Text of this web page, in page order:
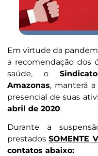
Em virtude da
a recomendação dos
saúde, o
Amazonas, manterá
presencial de suas
abril de 2020.
Durante a
prestadosSOMENTE
contatos abaixo: